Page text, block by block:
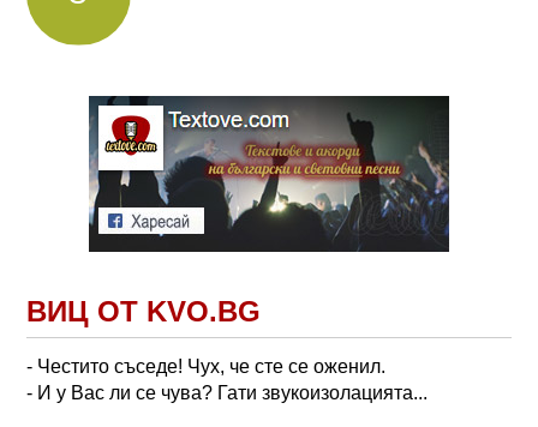
ВИЦ ОТ KVO.BG
- Честито съседе! Чух, че сте се оженил.
- И у Вас ли се чува? Гати звукоизолацията...